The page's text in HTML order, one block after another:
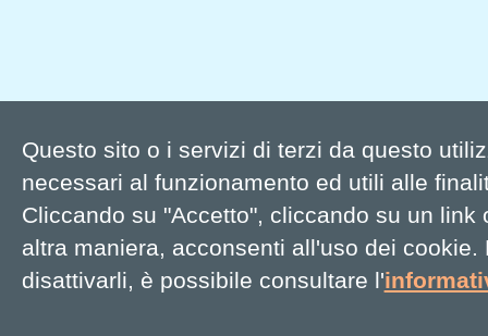
Questo sito o i servizi di terzi da questo
necessari al funzionamento ed utili alle
Cliccando su "Accetto", cliccando su un
altra maniera, acconsenti all'uso dei
disattivarli, è possibile consultare l'